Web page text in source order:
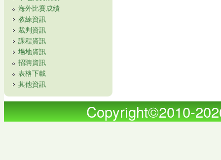
海外比賽成績
教練資訊
裁判資訊
課程資訊
場地資訊
招聘資訊
表格下載
其他資訊
Copyright©2010-